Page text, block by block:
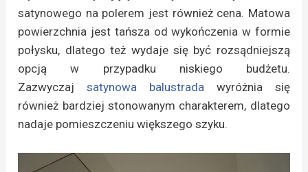
satynowego na polerem jest również cena. Matowa
powierzchnia jest tańsza od wykończenia w formie
połysku, dlatego też wydaje się być rozsądniejszą
opcją w przypadku niskiego budżetu.
Zazwyczajsatynowa balustrada wyróżnia się
również bardziej stonowanym charakterem, dlatego
nadaje pomieszczeniu większego szyku.